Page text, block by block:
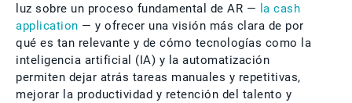
luz sobre un proceso fundamental de AR — la cash
application — y ofrecer una visión más clara de por
qué es tan relevante y de cómo tecnologías como la
inteligencia artificial (IA) y la automatización
permiten dejar atrás tareas manuales y repetitivas,
mejorar la productividad y retención del talento y